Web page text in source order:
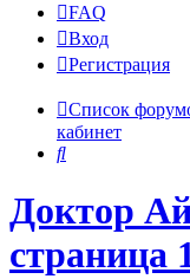
FAQ
Вход
Регистрация
Список
кабинет
Поиск
Доктор
страница